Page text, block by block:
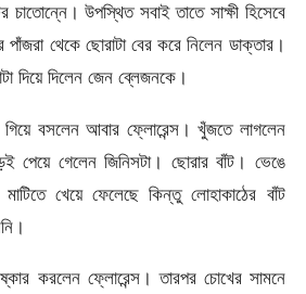
চাতোন্নে। উপস্থিত সবাই তাতে সাক্ষী হিসেবে
থেকে ছোরাটা বের করে নিলেন ডাক্তার।
দিয়ে দিলেন জেন ব্লেজনকে।
বসলেন আবার ফ্লোরেন্স। খুঁজতে লাগলেন
পেয়ে গেলেন জিনিসটা। ছোরার বাঁট। ভেঙে
খেয়ে ফেলেছে কিন্তু লোহাকাঠের বাঁট
করলেন ফ্লোরেন্স। তারপর চোখের সামনে